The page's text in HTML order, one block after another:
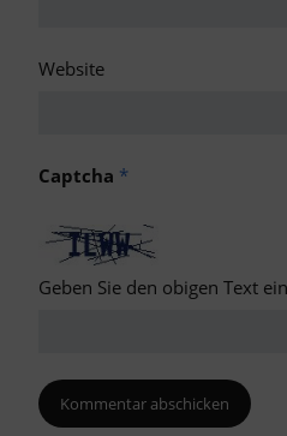
Website
Captcha *
Geben Sie den obigen Text